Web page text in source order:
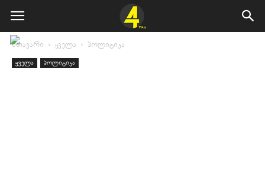
მთავარი ყველა პოლიტიკა
ყველა პოლიტიკა